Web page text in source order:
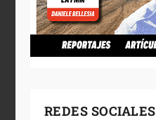
REDES SOCIALES